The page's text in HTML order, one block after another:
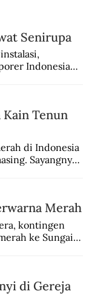
Senirupa
Indonesia
Tenun
di Indonesia
Sayangnya,
Merah
kontingen
ke Sungai
di Gereja